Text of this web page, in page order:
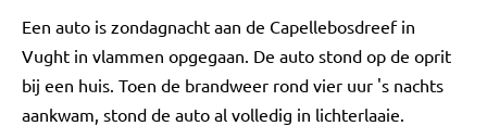
Een auto is zondagnacht aan de Capellebosdreef in
Vught in vlammen opgegaan. De auto stond op de oprit
bij een huis. Toen de brandweer rond vier uur 's nachts
aankwam, stond de auto al volledig in lichterlaaie.